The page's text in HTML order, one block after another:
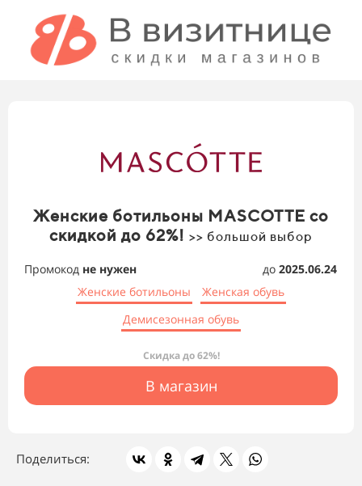
Женские ботильоны MASCOTTE со
скидкой до 62%! >> большой выбор
Промокод не нужен до 2025.06.24
Женские ботильоны
Женская обувь
Демисезонная обувь
Скидка до 62%!
В магазин
Поделиться: